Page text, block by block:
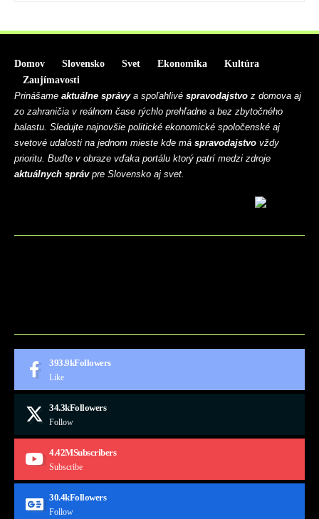
Domov Slovensko Svet Ekonomika
Kultúra
Zaujímavosti
Prinášame aktuálne správya spoľahlivé spravodajstvo z domova aj
zo zahraničia v reálnom čase rýchlo prehľadne a bez zbytočného
balastu. Sledujte najnovšie politické ekonomické spoločenské aj
svetové udalosti na jednom mieste kde má spravodajstvo vždy
prioritu. Buďte v obraze vďaka portálu ktorý patrí medzi zdroje
aktuálnych správpre Slovensko aj svet.
393.9kFollowers
Like
34.3kFollowers
Follow
4.42MSubscribers
Subscribe
30.4kFollowers
Follow